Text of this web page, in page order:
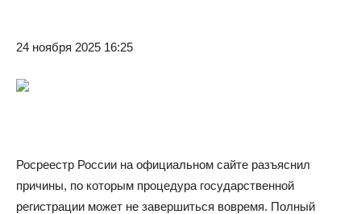
24 ноября 2025 16:25
Росреестр России на официальном сайте разъяснил
причины, по которым процедура государственной
регистрации может не завершиться вовремя. Полный